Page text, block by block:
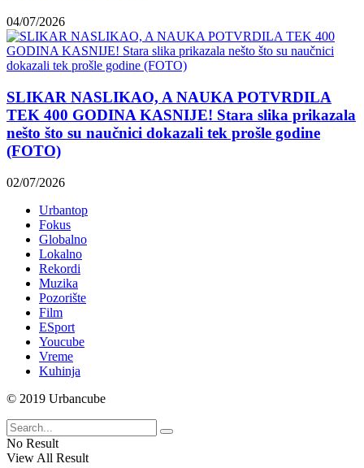
04/07/2026
SLIKAR NASLIKAO, A NAUKA POTVRDILA
TEK 400 GODINA KASNIJE! Stara slika prikazala
nešto što su naučnici dokazali tek prošle godine
(FOTO)
02/07/2026
Urbantop
Fokus
Globalno
Lokalno
Rekordi
Muzika
Pozorište
Film
ESport
Youcube
Vreme
Kuhinja
© 2019 Urbancube
No Result
View All Result